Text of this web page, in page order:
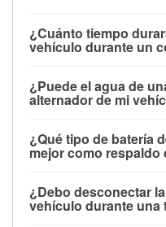
¿Cuánto tiempo
vehículo durante un
alimentar pequeños
limitado, pero el uso
contar con un equipo
cortes prolongados.
¿Puede el agua de
alternador de mi
parte baja del
dañarse si se
días después de la
¿Qué tipo de batería
mejor como respaldo
para aplicaciones de
selladas, resistentes a
¿Debo desconectar
vehículo durante una